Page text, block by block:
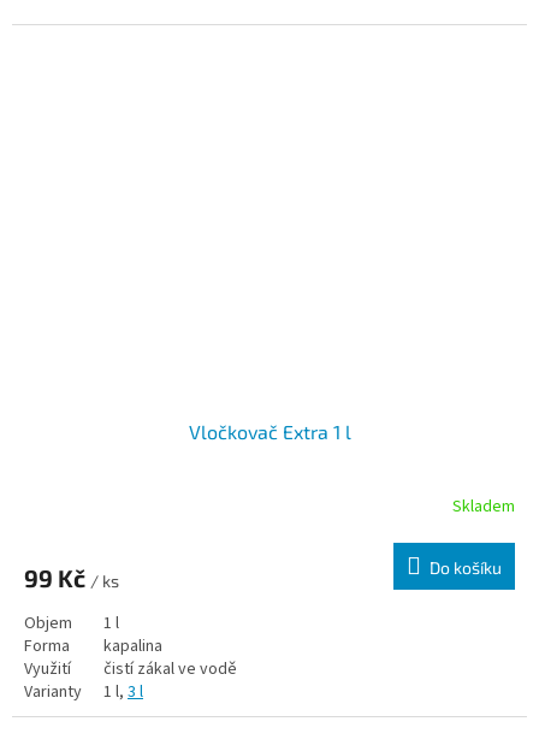
Vločkovač Extra 1 l
Skladem
99 Kč / ks
Do košíku
Objem
1 l
Forma
kapalina
Využití
čistí zákal ve vodě
Varianty
1 l, 3 l